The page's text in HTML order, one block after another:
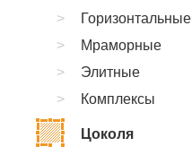
Горизонтальные
Мраморные
Элитные
Комплексы
Цоколя